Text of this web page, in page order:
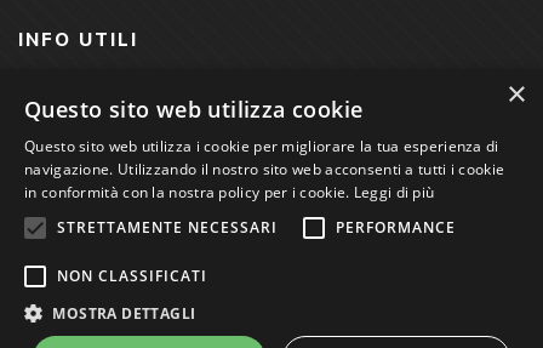
INFO UTILI
CONDIZIONI DI VENDITA
PRIVACY POLICY
COOKIE POLICY
Studio Bibliografico Scriptorium Dott.ssa Sara Bassi VAT
nr. 01744000207
×
Questo sito web utilizza cookie
Questo sito web utilizza i cookie per migliorare la tua esperienza di
navigazione. Utilizzando il nostro sito web acconsenti a tutti i cookie
in conformità con la nostra policy per i cookie. Leggi di più
STRETTAMENTE NECESSARI
PERFORMANCE
NON CLASSIFICATI
MOSTRA DETTAGLI